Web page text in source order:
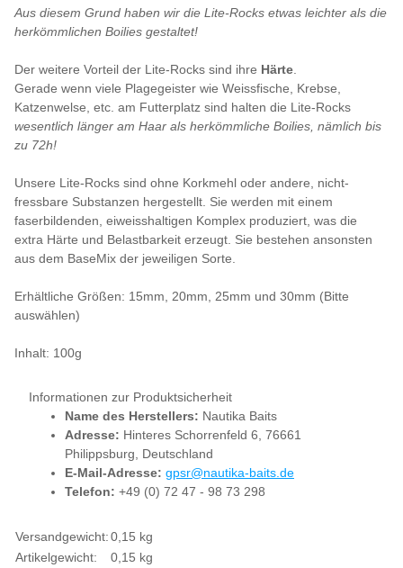
Aus diesem Grund haben wir die Lite-Rocks etwas leichter als die
herkömmlichen Boilies gestaltet!
Der weitere Vorteil der Lite-Rocks sind ihre Härte
Gerade wenn viele Plagegeister wie Weissfische, Krebse,
Katzenwelse, etc. am Futterplatz sind halten die Lite-Rocks
wesentlich länger am Haar als herkömmliche Boilies, nämlich bis
zu 72h!
Unsere Lite-Rocks sind ohne Korkmehl oder andere, nicht-
fressbare Substanzen hergestellt. Sie werden mit einem
faserbildenden, eiweisshaltigen Komplex produziert, was die
extra Härte und Belastbarkeit erzeugt. Sie bestehen ansonsten
aus dem BaseMix der jeweiligen Sorte.
Erhältliche Größen: 15mm, 20mm, 25mm und 30mm (Bitte
auswählen)
Inhalt: 100g
Informationen zur Produktsicherheit
Name des Herstellers: Nautika Baits
Adresse: Hinteres Schorrenfeld 6, 76661
Philippsburg, Deutschland
E-Mail-Adresse: gpsr@nautika-baits.de
Telefon: +49 (0) 72 47 - 98 73 298
Produkteigenschaft
Wert
Versandgewicht:0,15 kg
Artikelgewicht:
0,15 kg